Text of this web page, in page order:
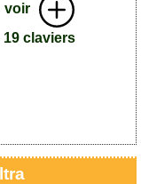
voir
19 claviers